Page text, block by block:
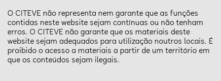
O CITEVE não representa nem garante que as funções
contidas neste website sejam contínuas ou não tenham
erros. O CITEVE não garante que os materiais deste
website sejam adequados para utilização noutros locais. É
proibido o acesso a materiais a partir de um território em
que os conteúdos sejam ilegais.